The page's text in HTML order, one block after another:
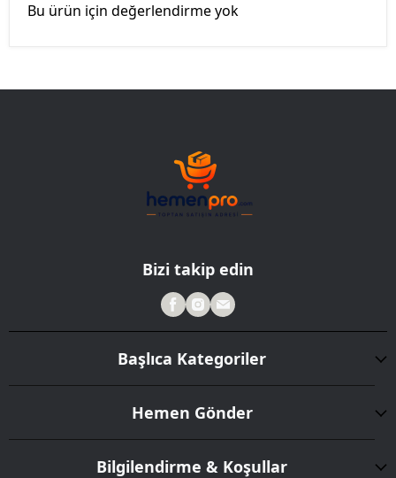
Bu ürün için değerlendirme yok
Bizi takip edin
Başlıca Kategoriler
Hemen Gönder
Bilgilendirme & Koşullar